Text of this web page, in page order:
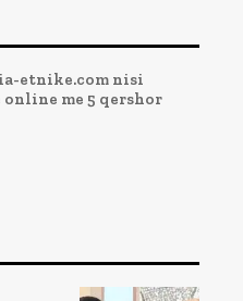
etnike.com nisi
me 5 qershor